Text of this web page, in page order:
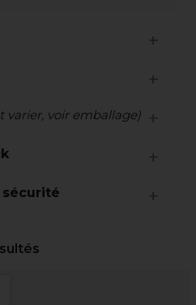
varier, voir emballage)
sécurité